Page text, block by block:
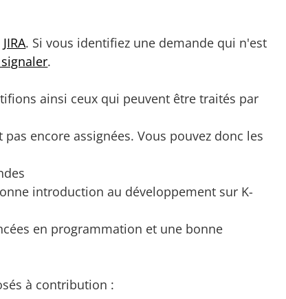
JIRA. Si vous identifiez une demande qui n'est
.
ainsi ceux qui peuvent être traités par
encore assignées. Vous pouvez donc les
introduction au développement sur K-
en programmation et une bonne
à contribution :